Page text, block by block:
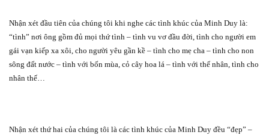
Nhận xét đầu tiên của chúng tôi khi nghe các tình khúc của Minh Duy là:
“tình” nơi ông gồm đủ mọi thứ tình – tình vu vơ đầu đời, tình cho người em
gái vạn kiếp xa xôi, cho người yêu gần kề – tình cho mẹ cha – tình cho non
sông đất nước – tình với bốn mùa, cỏ cây hoa lá – tình với thế nhân, tình cho
nhân thế…
Nhận xét thứ hai của chúng tôi là các tình khúc của Minh Duy đều “đẹp” –